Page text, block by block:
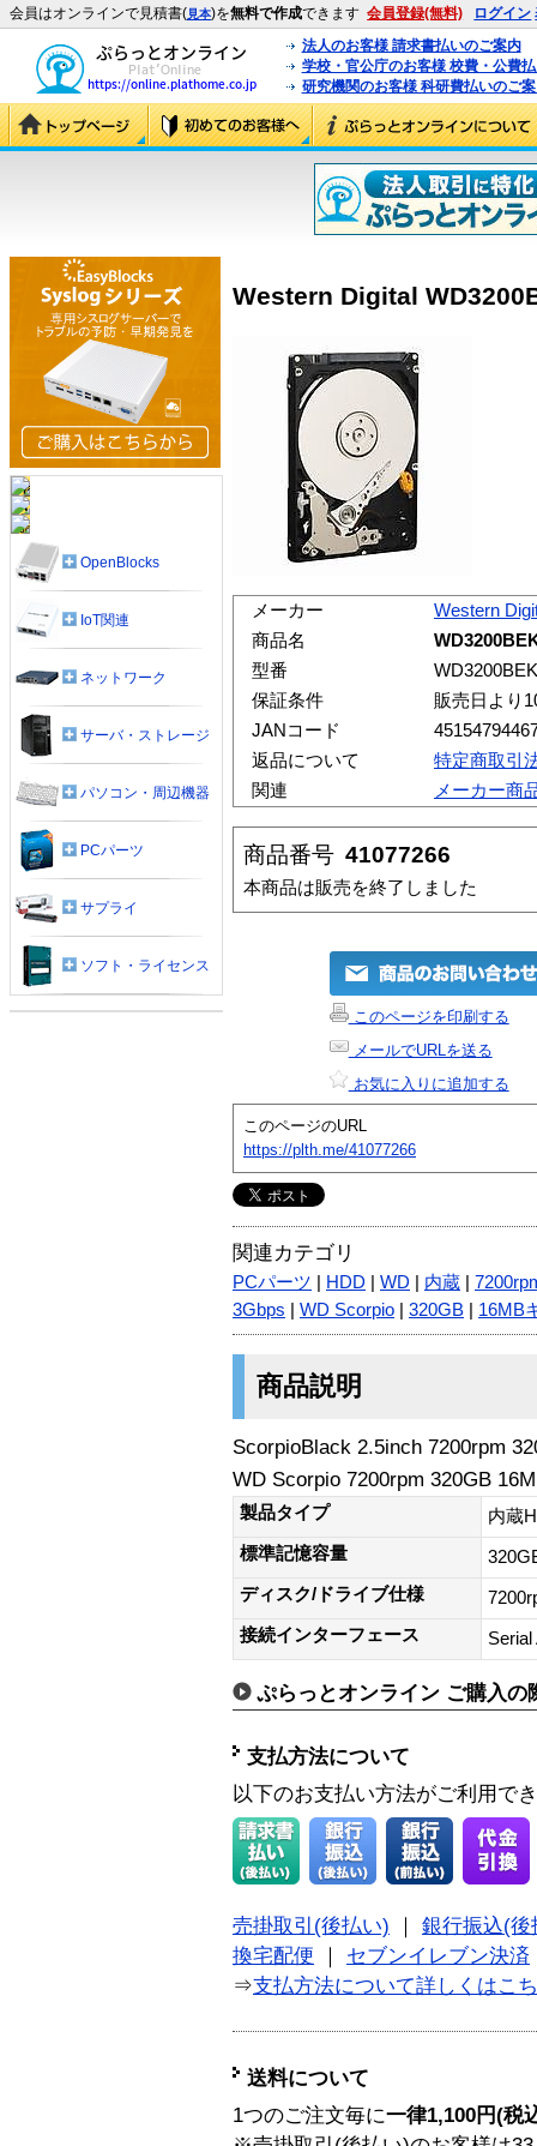
会員はオンラインで見積書(見本)を無料で作成できます 会員登録(無料) ログイン
法人のお客様 請求書払いのご案内
学校・官公庁のお客様 校費・公費
研究機関のお客様 科研費払いのご
Western Digital
メーカー
Western
商品名
型番
保証条件
販売日より
JANコード
返品について
特定商取引
関連
メーカー商
商品番号 41077266
本商品は販売を終了しました
このページを印刷する
メールでURLを送る
お気に入りに追加する
このページのURL
https://plth.me/41077266
関連カテゴリ
PCパーツ HDD WD 内蔵
3Gbps
WD Scorpio 320GB 16MB
商品説明
ScorpioBlack 2.5inch 7200rpm
WD Scorpio 7200rpm 320GB
製品タイプ
内蔵
標準記憶容量
ディスク/ドライブ仕様
接続インターフェース
Serial
ぷらっとオンライン ご購入の
支払方法について
以下のお支払い方法がご利用で
売掛取引(後払い)
銀行振込(後
換宅配便
セブンイレブン決済
⇒支払方法について詳しくはこ
送料について
1つのご注文毎に一律1,100円(税
OpenBlocks
IoT関連
ネットワーク
サーバ・ストレージ
パソコン・周辺機器
PCパーツ
サプライ
ソフト・ライセンス